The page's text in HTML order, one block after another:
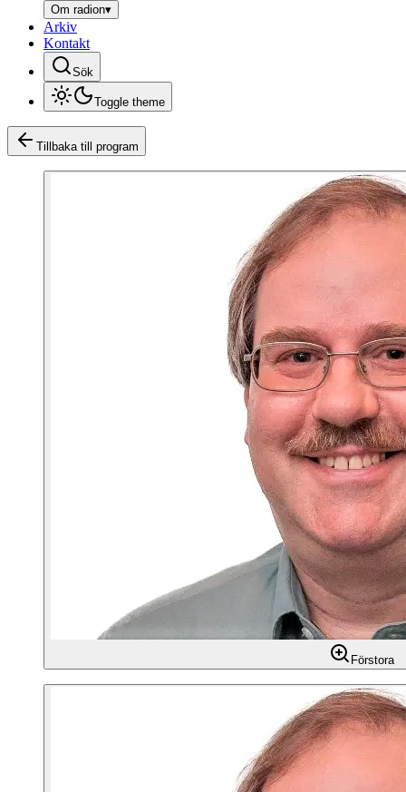
Om radion▾
Arkiv
Kontakt
Sök
Toggle theme
Tillbaka till program
Förstora